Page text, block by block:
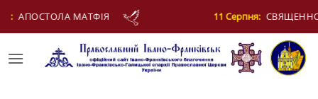
11 Серпня: СВЯЩЕННОМУЧЕНИКА ЄВПЛА, АРХІДИЯКОНА